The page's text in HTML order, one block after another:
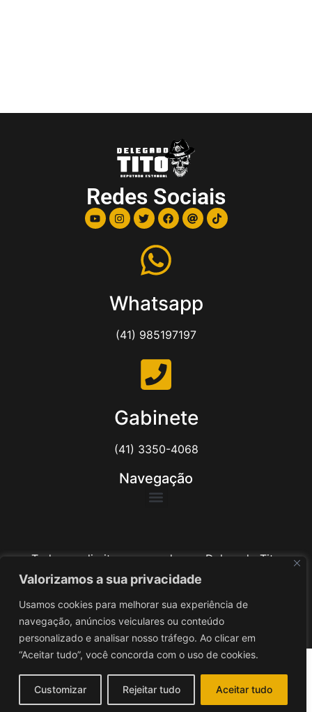
Valorizamos a sua privacidade
Usamos cookies para melhorar sua experiência de
navegação, anúncios veiculares ou conteúdo
personalizado e analisar nosso tráfego. Ao clicar em
“Aceitar tudo”, você concorda com o uso de cookies.
Customizar Rejeitar tudo Aceitar tudo
Redes Sociais
Whatsapp
(41) 985197197
Gabinete
(41) 3350-4068
Navegação
Todos os direitos reservados ao Delegado Tito
Barichello
Desenvolvido poriv3